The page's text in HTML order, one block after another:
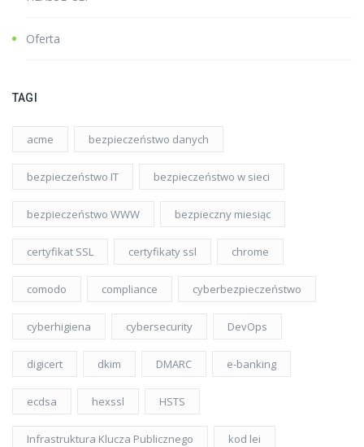
Oferta
TAGI
acme bezpieczeństwo danych
bezpieczeństwo IT bezpieczeństwo w sieci
bezpieczeństwo WWW bezpieczny miesiąc
certyfikat SSL certyfikaty ssl chrome
comodo compliance cyberbezpieczeństwo
cyberhigiena cybersecurity DevOps
digicert dkim DMARC e-banking
ecdsa hexssl HSTS
Infrastruktura Klucza Publicznego kod lei